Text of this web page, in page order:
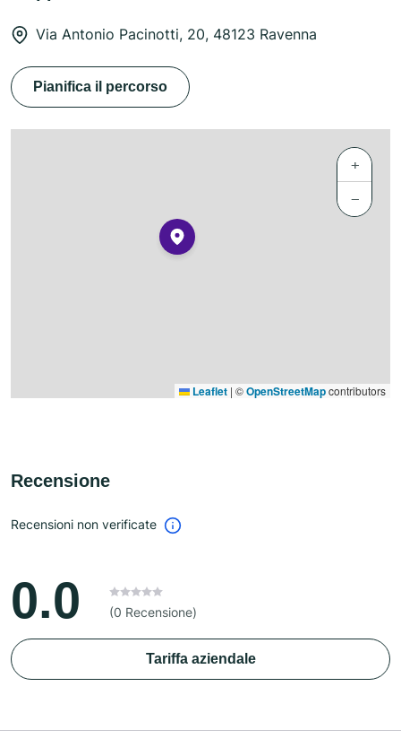
Via Antonio Pacinotti, 20, 48123 Ravenna
Pianifica il percorso
+
−
Leaflet | ©OpenStreetMapcontributors
Recensione
Recensioni non verificate
0.0 (0 Recensione)
Tariffa aziendale